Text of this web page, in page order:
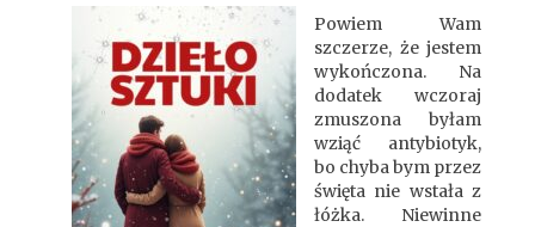
Powiem Wam
szczerze, że jestem
wykończona. Na
dodatek wczoraj
zmuszona byłam
wziąć antybiotyk,
bo chyba bym przez
święta nie wstała z
łóżka. Niewinne